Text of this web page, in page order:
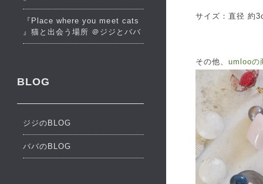
サイズ：直径 約
その他、umlooの
『Place where you meet cats
』猫と出会う場所 ＠ジジとババ
BLOG
ジジのBLOG
ババのBLOG